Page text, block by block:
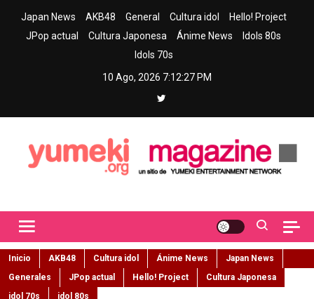
Japan News AKB48 General Cultura idol
Hello! Project
JPop actual
Cultura Japonesa Ánime News
Idols 80s
Idols 70s
10 Ago, 2026 7:12:28 PM
Inicio AKB48 Cultura idol Ánime News
Japan News
Generales
JPop actual Hello! Project
Cultura Japonesa
idol 70s
idol 80s